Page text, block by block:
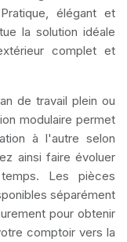
élégant et
la solution idéale
complet et
de travail plein ou
modulaire permet
à l'autre selon
ainsi faire évoluer
Les pièces
séparément
pour obtenir
comptoir vers la